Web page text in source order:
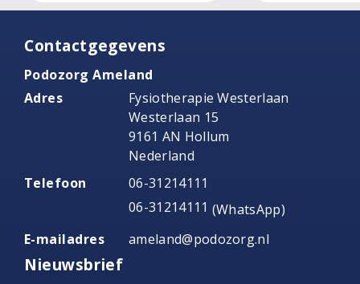
Contactgegevens
Podozorg Ameland
Adres
Fysiotherapie Westerlaan
Westerlaan 15
9161 AN Hollum
Nederland
Telefoon
06-31214111
06-31214111 (WhatsApp)
E-mailadres
ameland@podozorg.nl
Nieuwsbrief